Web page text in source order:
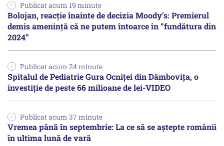
Publicat acum 19 minute
Bolojan, reacție înainte de decizia Moody’s: Premierul
demis amenință că ne putem întoarce în ”fundătura din
2024”
Publicat acum 24 minute
Spitalul de Pediatrie Gura Ocniței din Dâmbovița, o
investiție de peste 66 milioane de lei-VIDEO
Publicat acum 37 minute
Vremea până în septembrie: La ce să se aștepte românii
în ultima lună de vară